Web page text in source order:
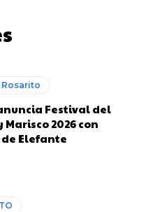
Rosarito
Festival del
Marisco 2026 con
Elefante